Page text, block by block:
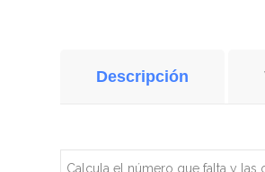
Descripción
Calcula el número que falta y las